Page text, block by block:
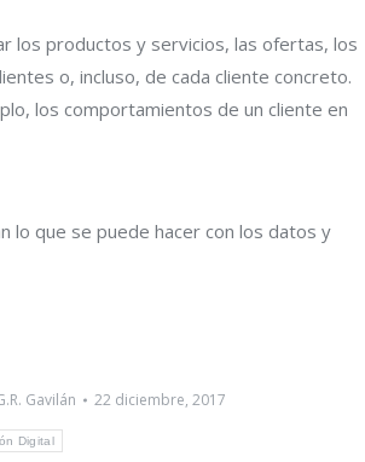
los productos y servicios, las ofertas, los
o, incluso, de cada cliente concreto.
los comportamientos de un cliente en
lo que se puede hacer con los datos y
Gavilán
22 diciembre, 2017
Digital